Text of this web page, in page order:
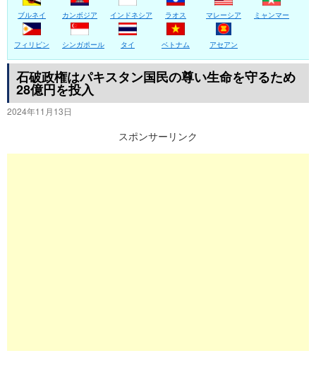
へ
ス
キ
ブルネイ カンボジア インドネシア ラオス マレーシア ミャンマー
フィリピン シンガポール タイ ベトナム アセアン
石破政権はパキスタン国民の尊い生命を守るため
28億円を投入
2024年11月13日
スポンサーリンク